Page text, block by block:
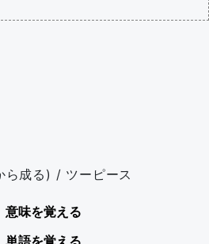
ら成る) / ツーピース
意味を覚える
単語を覚える